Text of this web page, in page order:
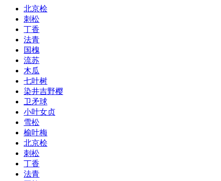
北京桧
刺松
丁香
法青
国槐
流苏
木瓜
七叶树
染井吉野樱
卫矛球
小叶女贞
雪松
榆叶梅
北京桧
刺松
丁香
法青